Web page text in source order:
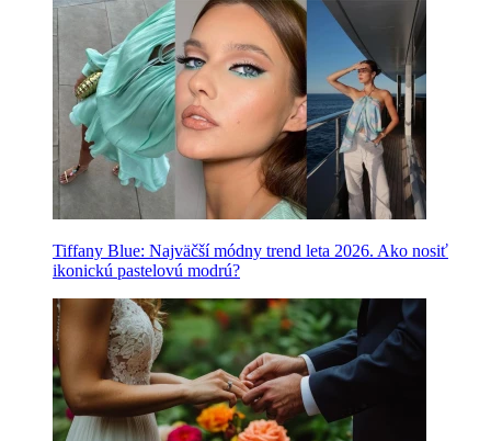
Tiffany Blue: Najväčší módny trend leta 2026. Ako nosiť
ikonickú pastelovú modrú?